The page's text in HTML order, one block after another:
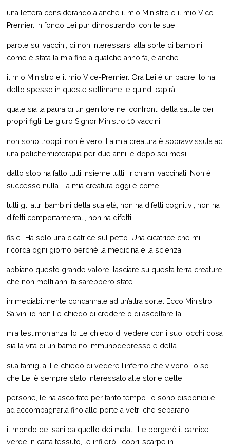
una lettera considerandola anche il mio Ministro e il mio Vice-
Premier. In fondo Lei pur dimostrando, con le sue
parole sui vaccini, di non interessarsi alla sorte di bambini,
come è stata la mia fino a qualche anno fa, è anche
il mio Ministro e il mio Vice-Premier. Ora Lei è un padre, lo ha
detto spesso in queste settimane, e quindi capirà
quale sia la paura di un genitore nei confronti della salute dei
propri figli. Le giuro Signor Ministro 10 vaccini
non sono troppi, non è vero. La mia creatura è sopravvissuta ad
una polichemioterapia per due anni, e dopo sei mesi
dallo stop ha fatto tutti insieme tutti i richiami vaccinali. Non è
successo nulla. La mia creatura oggi è come
tutti gli altri bambini della sua età, non ha difetti cognitivi, non ha
difetti comportamentali, non ha difetti
fisici. Ha solo una cicatrice sul petto. Una cicatrice che mi
ricorda ogni giorno perché la medicina e la scienza
abbiano questo grande valore: lasciare su questa terra creature
che non molti anni fa sarebbero state
irrimediabilmente condannate ad un’altra sorte. Ecco Ministro
Salvini io non Le chiedo di credere o di ascoltare la
mia testimonianza. Io Le chiedo di vedere con i suoi occhi cosa
sia la vita di un bambino immunodepresso e della
sua famiglia. Le chiedo di vedere l’inferno che vivono. Io so
che Lei è sempre stato interessato alle storie delle
persone, le ha ascoltate per tanto tempo. Io sono disponibile
ad accompagnarla fino alle porte a vetri che separano
il mondo dei sani da quello dei malati. Le porgerò il camice
verde in carta tessuto, le infilerò i copri-scarpe in